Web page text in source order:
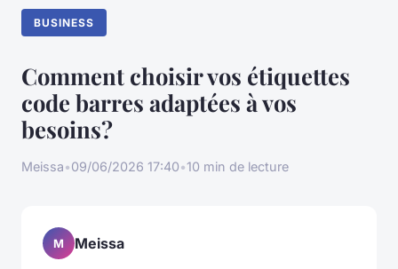
BUSINESS
Comment choisir vos étiquettes
code barres adaptées à vos
besoins?
Meissa•09/06/2026 17:40•10 min de lecture
M Meissa